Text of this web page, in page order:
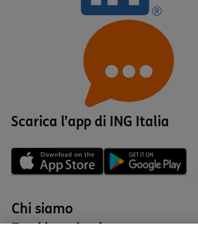
Scarica l’app di ING Italia
Chi siamo
Tutti i prodotti